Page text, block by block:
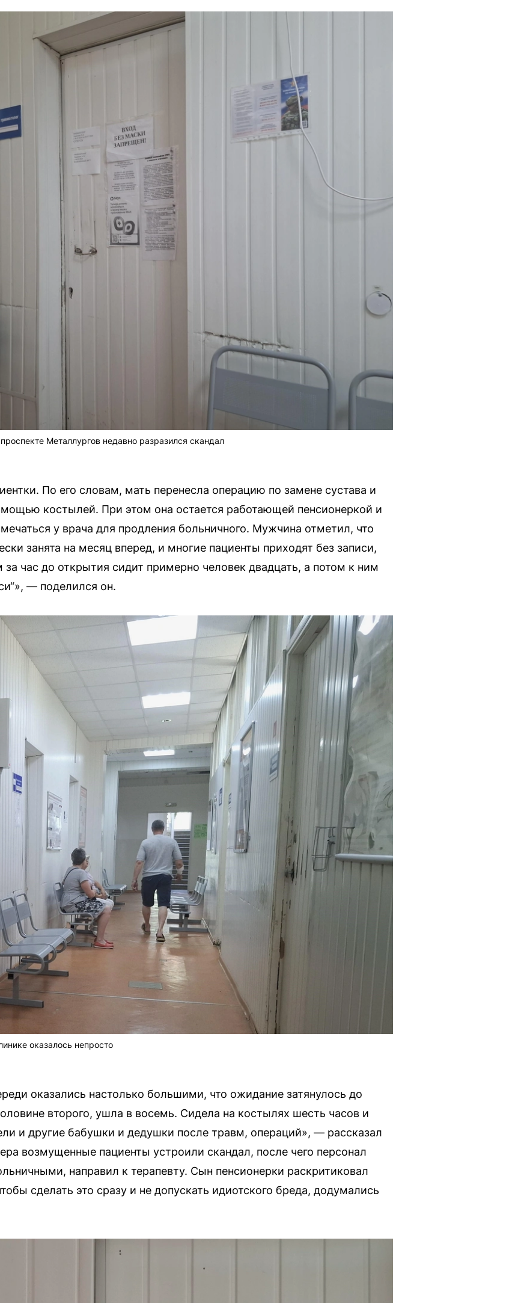
Металлургов недавно разразился скандал
По его словам, мать перенесла операцию по замене сустава и
костылей. При этом она остается работающей пенсионеркой и
у врача для продления больничного. Мужчина отметил, что
занята на месяц вперед, и многие пациенты приходят без записи,
час до открытия сидит примерно человек двадцать, а потом к ним
— поделился он.
оказалось непросто
оказались настолько большими, что ожидание затянулось до
второго, ушла в восемь. Сидела на костылях шесть часов и
и другие бабушки и дедушки после травм, операций», — рассказал
возмущенные пациенты устроили скандал, после чего персонал
направил к терапевту. Сын пенсионерки раскритиковал
сделать это сразу и не допускать идиотского бреда, додумались